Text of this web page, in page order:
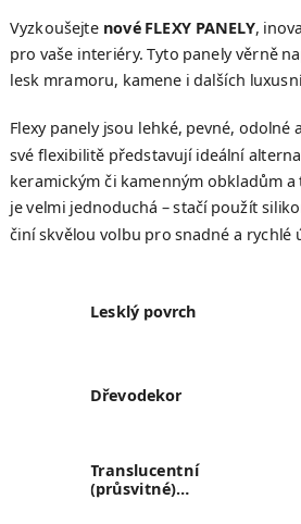
Vyzkoušejte nové FLEXY PANELY,
pro vaše interiéry. Tyto panely věrně
lesk mramoru, kamene i dalších
Flexy panely jsou lehké, pevné, odolné
své flexibilitě představují ideální
keramickým či kamenným obkladům a
je velmi jednoduchá – stačí použít
činí skvělou volbu pro snadné a rychlé
Lesklý povrch
Dřevodekor
Translucentní
(průsvitné)